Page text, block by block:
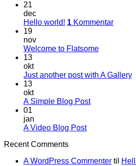
21
dec
Hello world! 1 Kommentar
19
nov
Welcome to Flatsome
13
okt
Just another post with A Gallery
13
okt
A Simple Blog Post
01
jan
A Video Blog Post
Recent Comments
A WordPress Commenter til